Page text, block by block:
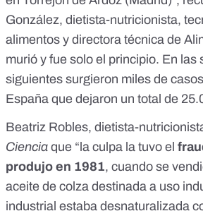
González, dietista-nutricionista,
alimentos y directora técnica de
murió y fue solo el principio. En las
siguientes surgieron miles de
España que dejaron un total de
Beatriz Robles, dietista-
Ciencia que “la culpa la tuvo el
produjo en 1981, cuando se
aceite de colza destinada a uso
industrial estaba desnaturalizada